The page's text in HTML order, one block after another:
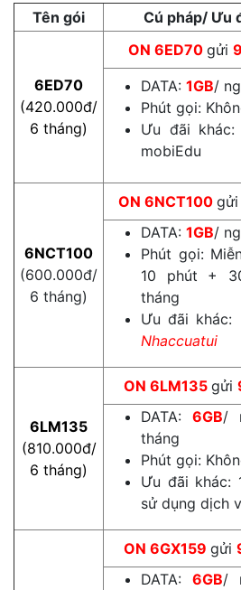
Tên gói
Cú pháp/ Ưu
6ED70
(420.000đ/
6 tháng)
ON 6ED70 gửi
DATA: 1GB/
Phút gọi:
Ưu đãi
mobiEdu
6NCT100
(600.000đ/
6 tháng)
ON 6NCT100 gửi
DATA: 1GB/
Phút gọi:
10 phút +
tháng
Ưu đãi khác:
Nhaccuatui
6LM135
(810.000đ/
6 tháng)
ON 6LM135 gửi
DATA: 6GB/
tháng
Phút gọi:
Ưu đãi khác:
sử dụng dịch
ON 6GX159 gửi
DATA: 6GB/